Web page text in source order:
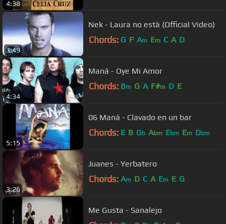
4:38
3:49
Nek - Laura no està (Official Video)
Chords: G F Am Em C A D
4:34
Maná - Oye Mi Amor
Chords: Bm G A F#m D E
5:15
06 Maná - Clavado en un bar
Chords: E B Gb Abm Ebm Em Dbm
3:26
Juanes - Yerbatero
Chords: Am D C A Em E G
Me Gusta - Sanalejo